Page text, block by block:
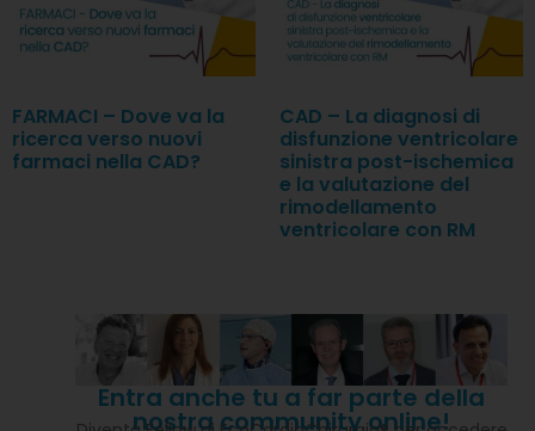
FARMACI – Dove va la
ricerca verso nuovi
farmaci nella CAD?
CAD – La diagnosi di
disfunzione ventricolare
sinistra post-ischemica
e la valutazione del
rimodellamento
ventricolare con RM
Entra anche tu a far parte della
nostra community online!